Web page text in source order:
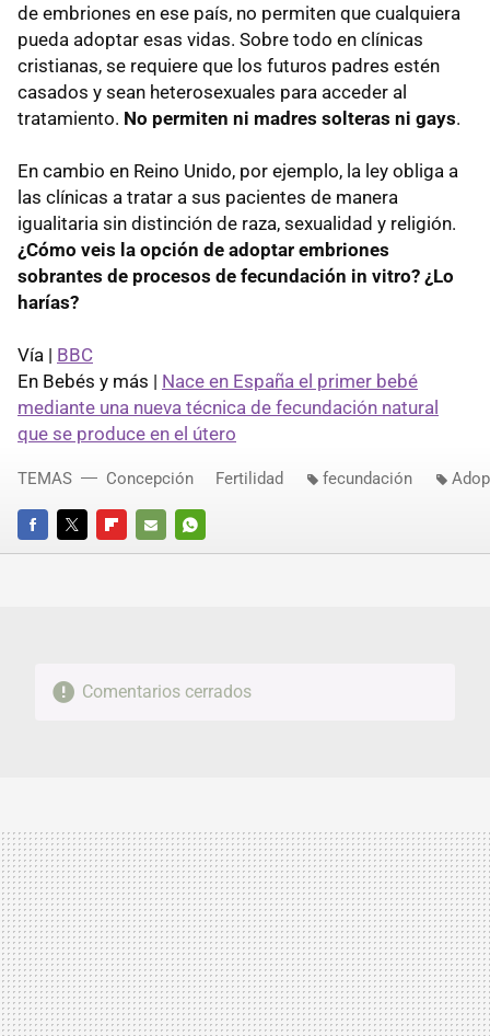
de embriones en ese país, no permiten que cualquiera
pueda adoptar esas vidas. Sobre todo en clínicas
cristianas, se requiere que los futuros padres estén
casados y sean heterosexuales para acceder al
tratamiento. No permiten ni madres solteras ni gays.
En cambio en Reino Unido, por ejemplo, la ley obliga a
las clínicas a tratar a sus pacientes de manera
igualitaria sin distinción de raza, sexualidad y religión.
¿Cómo veis la opción de adoptar embriones
sobrantes de procesos de fecundación in vitro? ¿Lo
harías?
Vía | BBC
En Bebés y más | Nace en España el primer bebé
mediante una nueva técnica de fecundación natural
que se produce en el útero
FACEBOOKTWITTERFLIPBOARD
E-
WHATSAPP
TEMAS Concepción Fertilidad fecundación
Comentarios cerrados